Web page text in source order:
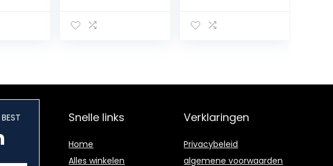
–
–
–
volumeregelaar,
Snelle links
Home
Alles winkelen
Verklaringen
Privacybeleid
algemene voorwaarden